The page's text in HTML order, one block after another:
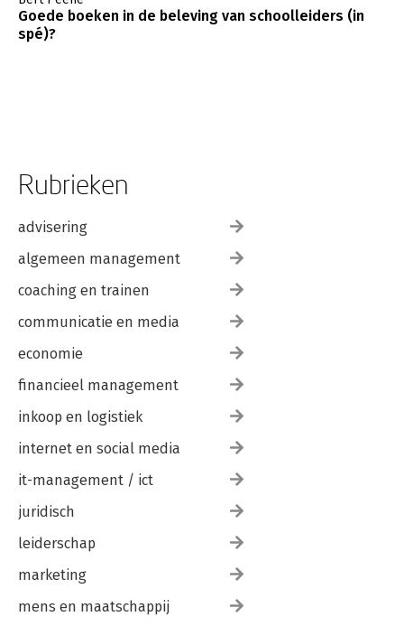
Goede boeken in de beleving van schoolleiders (in
spé)?
Rubrieken
advisering
algemeen management
coaching en trainen
communicatie en media
economie
financieel management
inkoop en logistiek
internet en social media
it-management / ict
juridisch
leiderschap
marketing
mens en maatschappij